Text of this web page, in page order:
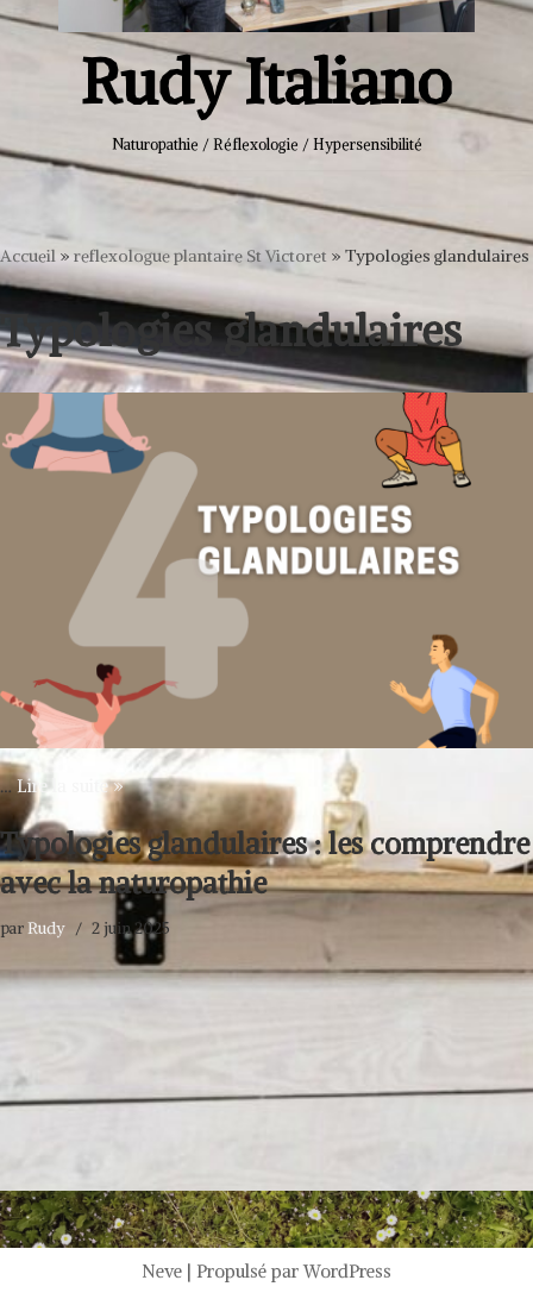
Rudy Italiano
Naturopathie / Réflexologie / Hypersensibilité
Accueil » reflexologue plantaire St Victoret » Typologies glandulaires
Typologies glandulaires
…Lire la suite »
Typologies glandulaires : les comprendre
avec la naturopathie
parRudy 2 juin 2025
Neve | Propulsé parWordPress